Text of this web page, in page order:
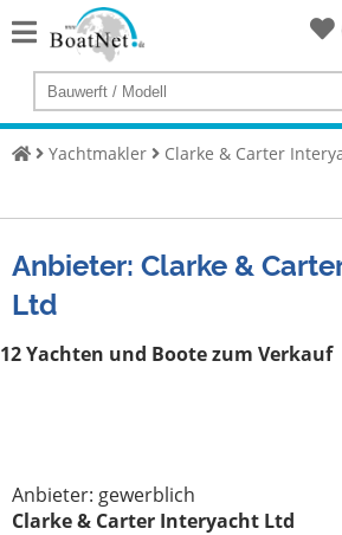
Home
Yacht
Gewerbliche
Verkäufer
Verkäufer
Services
Yachtmakler Clarke & Carter
Anbieter: Clarke &
Ltd
12 Yachten und Boote zum Verkauf
Anbieter: gewerblich
Clarke & Carter Interyacht Ltd